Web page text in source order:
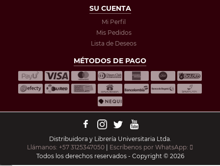
SU CUENTA
Mi Perfil
Mis Pedidos
Lista de Deseos
MÉTODOS DE PAGO
Distribuidora y Librería Universitaria Ltda.
Llámanos: +57 3125347050 | Escríbenos por WhatsApp:
Todos los derechos reservados - Copyright © 2026